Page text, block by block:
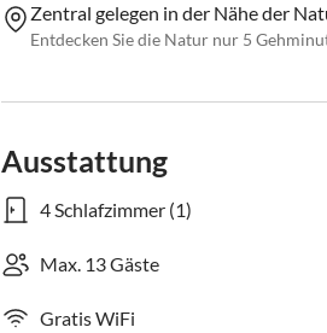
Zentral gelegen in der Nähe der
Entdecken Sie die Natur nur 5
Ausstattung
4 Schlafzimmer (1)
Max. 13 Gäste
Gratis WiFi